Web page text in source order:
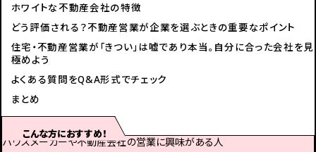
ホワイトな不動産会社の特徴
どう評価される？不動産営業が企業を選ぶときの重要なポイント
住宅・不動産営業が「きつい」は嘘であり本当。自分に合った会社を見
極めよう
よくある質問をQ&A形式でチェック
まとめ
こんな方におすすめ！
ハウスメーカーや不動産会社の営業に興味がある人